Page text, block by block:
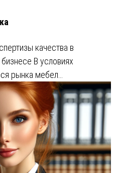
качества в
В условиях
рынка мебел…